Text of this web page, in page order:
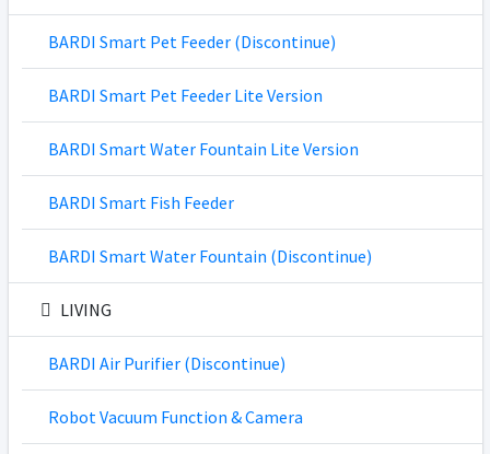
BARDI Smart Pet Feeder (Discontinue)
BARDI Smart Pet Feeder Lite Version
BARDI Smart Water Fountain Lite Version
BARDI Smart Fish Feeder
BARDI Smart Water Fountain (Discontinue)
LIVING
BARDI Air Purifier (Discontinue)
Robot Vacuum Function & Camera